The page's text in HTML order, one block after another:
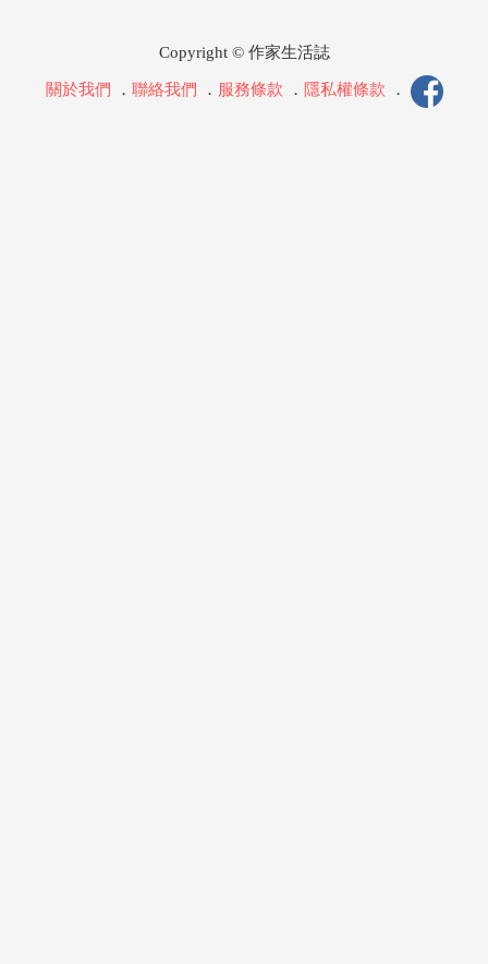
Copyright © 作家生活誌
關於我們 ． 聯絡我們 ． 服務條款 ． 隱私權條款 ．